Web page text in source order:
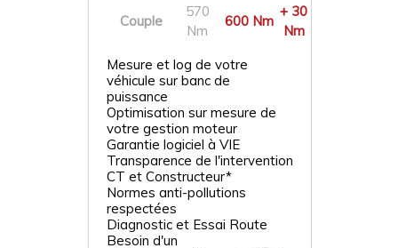
Couple
570
Nm
600 Nm
+ 30
Nm
Mesure et log de votre
véhicule sur banc de
puissance
Optimisation sur mesure de
votre gestion moteur
Garantie logiciel à VIE
Transparence de l'intervention
CT et Constructeur*
Normes anti-pollutions
respectées
Diagnostic et Essai Route
Besoin d'un